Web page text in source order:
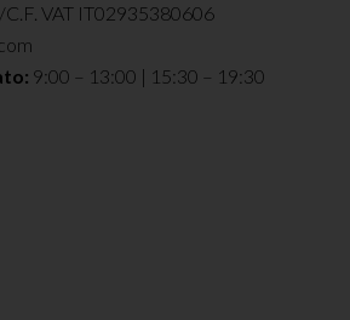
VAT IT02935380606
9:00 – 13:00 | 15:30 – 19:30